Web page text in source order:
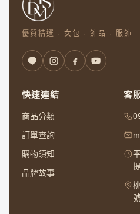
優質精選 · 女包 · 飾品 · 服飾
快速連結
商品分類
訂單查詢
購物須知
品牌故事
客